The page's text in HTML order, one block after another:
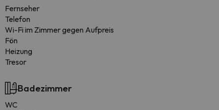
Fernseher
Telefon
Wi-Fi im Zimmer gegen Aufpreis
Fön
Heizung
Tresor
Badezimmer
WC